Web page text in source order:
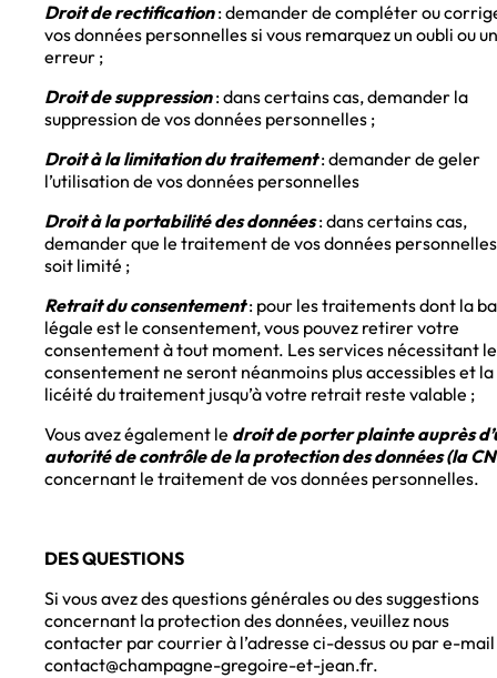
Droit de rectification: demander de compléter ou
vos données personnelles si vous remarquez un oubli ou
erreur ;
Droit de suppression: dans certains cas, demander la
suppression de vos données personnelles ;
Droit à la limitation du traitement: demander de geler
l’utilisation de vos données personnelles
Droit à la portabilité des données: dans certains cas,
demander que le traitement de vos données personnelles
soit limité ;
Retrait du consentement: pour les traitements dont la
légale est le consentement, vous pouvez retirer votre
consentement à tout moment. Les services nécessitant le
consentement ne seront néanmoins plus accessibles et la
licéité du traitement jusqu’à votre retrait reste valable ;
Vous avez également le droit de porter plainte auprès
autorité de contrôle de la protection des données (la
concernant le traitement de vos données personnelles.
DES QUESTIONS
Si vous avez des questions générales ou des suggestions
concernant la protection des données, veuillez nous
contacter par courrier à l’adresse ci-dessus ou par e-
contact@champagne-gregoire-et-jean.fr.